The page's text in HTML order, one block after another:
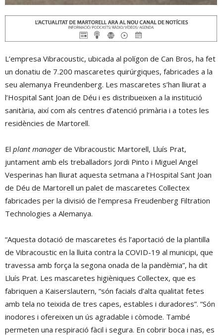
L’empresa Vibracoustic, ubicada al polígon de Can Bros, ha fet
un donatiu de 7.200 mascaretes quirúrgiques, fabricades a la
seu alemanya Freundenberg. Les mascaretes s’han lliurat a
l’Hospital Sant Joan de Déu i es distribueixen a la institució
sanitària, així com als centres d’atenció primària i a totes les
residències de Martorell.
El plant managerde Vibracoustic Martorell, Lluís Prat,
juntament amb els treballadors Jordi Pinto i Miguel Angel
Vesperinas han lliurat aquesta setmana a l’Hospital Sant Joan
de Déu de Martorell un palet de mascaretes Collectex
fabricades per la divisió de l’empresa Freudenberg Filtration
Technologies a Alemanya.
“Aquesta dotació de mascaretes és l’aportació de la plantilla
de Vibracoustic en la lluita contra la COVID-19 al municipi, que
travessa amb força la segona onada de la pandèmia”, ha dit
Lluís Prat. Les mascaretes higièniques Collectex, que es
fabriquen a Kaiserslautern, “són facials d’alta qualitat fetes
amb tela no teixida de tres capes, estables i duradores”. “Són
inodores i ofereixen un ús agradable i còmode. També
permeten una respiració fàcil i segura. En cobrir boca i nas, es